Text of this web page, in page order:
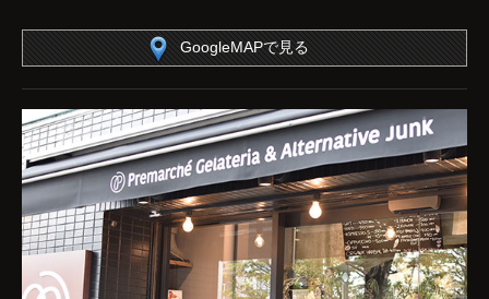
GoogleMAPで見る